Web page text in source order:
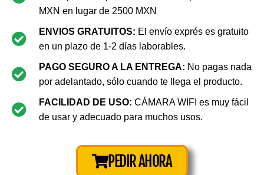
MXN en lugar de 2500 MXN
ENVIOS GRATUITOS: El envío exprés es gratuito
en un plazo de 1-2 días laborables.
PAGO SEGURO A LA ENTREGA: No pagas nada
por adelantado, sólo cuando te llega el producto.
FACILIDAD DE USO: CÁMARA WIFI es muy fácil
de usar y adecuado para muchos usos.
PEDIR AHORA